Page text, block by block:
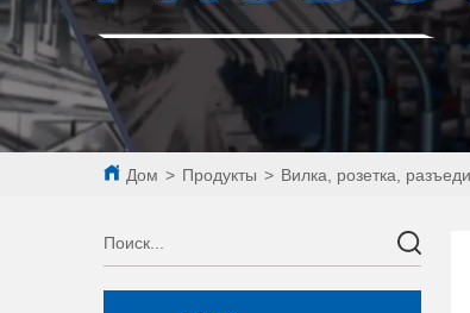
Дом > Продукты > Вилка, розетка,